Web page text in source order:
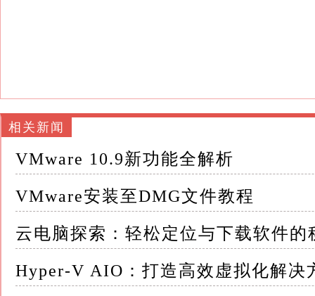
需要注意的是，Unlocker插件的版本应与
4.dmg镜像文件：从可靠的来源下载你需要安
这个文件将作为虚拟机的安装源
二、安装VMware Workstation Pro 1.运行安
包，启动安装程序
2.选择安装目录：在安装向导中，选择你希
相关新闻
VMware 10.9新功能全解析
VMware安装至DMG文件教程
云电脑探索：轻松定位与下载软件的
Hyper-V AIO：打造高效虚拟化解决